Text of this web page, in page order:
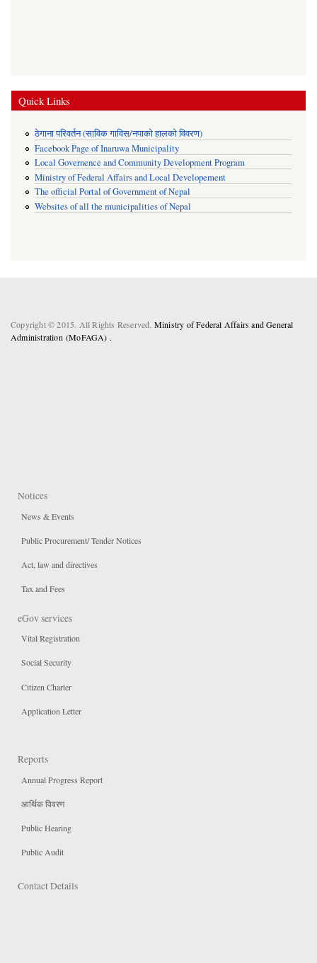
Quick Links
ठेगाना परिवर्तन (साविक गाविस/नपाको हालको विवरण)
Facebook Page of Inaruwa Municipality
Local Governence and Community Development Program
Ministry of Federal Affairs and Local Developement
The official Portal of Government of Nepal
Websites of all the municipalities of Nepal
Copyright © 2015. All Rights Reserved. Ministry of Federal Affairs and General
Administration (MoFAGA) .
Notices
News & Events
Public Procurement/ Tender Notices
Act, law and directives
Tax and Fees
eGov services
Vital Registration
Social Security
Citizen Charter
Application Letter
Reports
Annual Progress Report
आर्थिक विवरण
Public Hearing
Public Audit
Contact Details